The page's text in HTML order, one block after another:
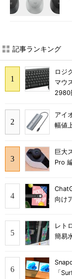
記事ランキング
ロジ
マウ
2980
アイ
幅値
巨大
Pro
向け
レト
簡易
「